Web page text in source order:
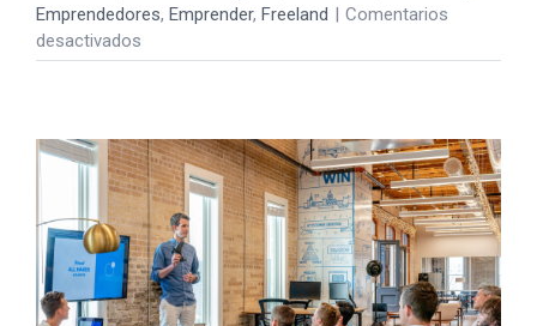
Emprendedores, Emprender, Freeland | Comentarios
desactivados
Los
crecen,
se
comparten